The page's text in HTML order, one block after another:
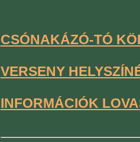
CSÓNAKÁZÓ-TÓ
VERSENY
INFORMÁCIÓK